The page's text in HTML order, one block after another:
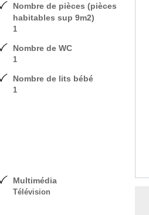
Nombre de pièces (pièces
habitables sup 9m2)
1
Nombre de WC
1
Nombre de lits bébé
1
Multimédia
Télévision